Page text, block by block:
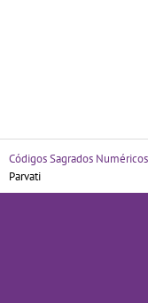
Códigos Sagrados Numéricos
Parvati